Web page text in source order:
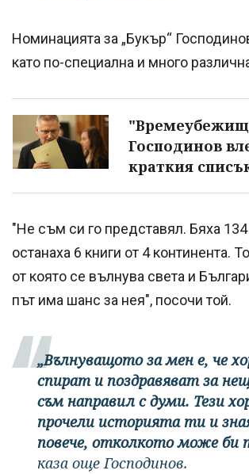
Номинацията за „Букър“
като по-специална и много
Господинов
краткия
"Не съм си го представял. Бяха 134
останаха 6 книги от 4 континента.
от която се вълнува света и
път има шанс за нея", посочи той.
„Вълнуващото за мен е, че
спират и поздравяват за
съм направил с думи. Тези
прочели историята ти и
повече, отколкото може би
каза още Господинов.